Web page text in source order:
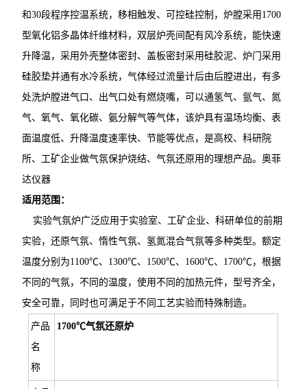
和30段程序控温系统，移相触发、可控硅控制，炉膛采用1700
型氧化铝多晶体纤维材料，双层炉壳间配有风冷系统，能快速
升降温，采用外壳整体密封、盖板密封采用硅胶泥、炉门采用
硅胶垫并通有水冷系统，气体经过流量计后由后膛进出，有多
处洗炉膛进气口、出气口处有燃烧嘴，可以通氢气、氩气、氮
气、氧气、氧化碳、氨分解气等气体，该炉具有温场均衡、表
面温度低、升降温度速率快、节能等优点，是高校、科研院
所、工矿企业做气氛保护烧结、气氛还原用的理想产品。奥菲
达仪器
适用范围：
实验气氛炉广泛应用于实验室、工矿企业、科研单位的前期
实验，还原气氛、惰性气氛、氢氮混合气氛等多种类型。额定
温度分别为1100℃、1300℃、1500℃、1600℃、1700℃，根据
不同的气氛，不同的温度，使用不同的加热元件，型号齐全，
安全可靠，同时也可满足于不同工艺实验而特殊制造。
产品
名
称
1700℃气氛还原炉